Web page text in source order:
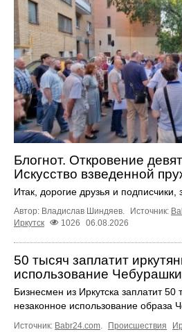
Блогнот. Откровение
Искусство взведенной
Итак, дорогие друзья и подписчики,
Автор: Владислав Шиндяев. Источник:
Иркутск
1026 06.08.2026
50 тысяч заплатит
использование Чебурашки
Бизнесмен из Иркутска заплатит 50
незаконное использование образа
Источник: Babr24.com. Происшествия